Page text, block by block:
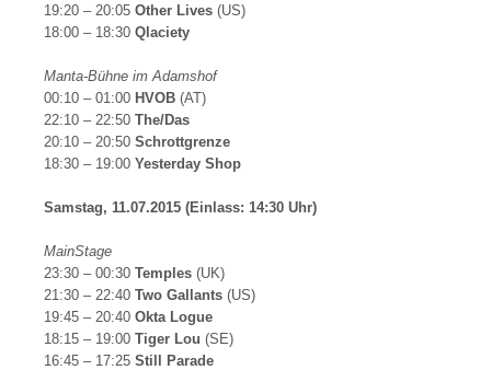
19:20 – 20:05 Other Lives (US)
18:00 – 18:30 Qlaciety
Manta-Bühne im Adamshof
00:10 – 01:00 HVOB (AT)
22:10 – 22:50 The/Das
20:10 – 20:50 Schrottgrenze
18:30 – 19:00 Yesterday Shop
Samstag, 11.07.2015 (Einlass: 14:30 Uhr)
MainStage
23:30 – 00:30 Temples (UK)
21:30 – 22:40 Two Gallants (US)
19:45 – 20:40 Okta Logue
18:15 – 19:00 Tiger Lou (SE)
16:45 – 17:25 Still Parade